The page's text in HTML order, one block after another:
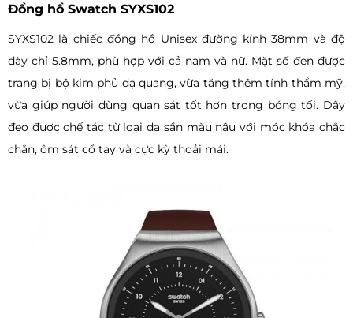
Đồng hồ Swatch SYXS102
SYXS102 là chiếc đồng hồ Unisex đường kính 38mm và độ
dày chỉ 5.8mm, phù hợp với cả nam và nữ. Mặt số đen được
trang bị bộ kim phủ dạ quang, vừa tăng thêm tính thẩm mỹ,
vừa giúp người dùng quan sát tốt hơn trong bóng tối. Dây
đeo được chế tác từ loại da sần màu nâu với móc khóa chắc
chắn, ôm sát cổ tay và cực kỳ thoải mái.